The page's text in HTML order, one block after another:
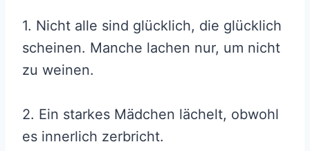
1. Nicht alle sind glücklich, die glücklich
scheinen. Manche lachen nur, um nicht
zu weinen.
2. Ein starkes Mädchen lächelt, obwohl
es innerlich zerbricht.